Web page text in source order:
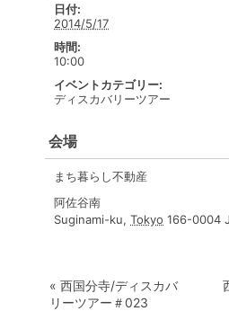
日付:
2014/5/17
時間:
10:00
イベントカテゴリー:
ディスカバリーツアー
会場
まち暮らし不動産
阿佐谷南
Suginami-ku, Tokyo 166-0004
« 西国分寺/ディスカバ
リーツアー＃023